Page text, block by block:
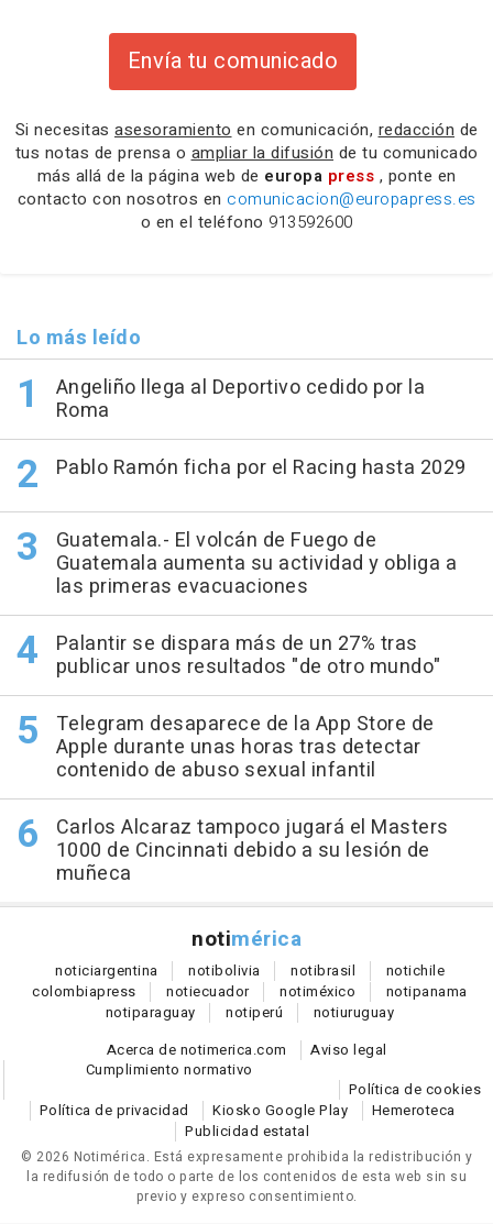
Envía tu comunicado
Si necesitas asesoramiento en comunicación, redacción de
tus notas de prensa o ampliar la difusión de tu comunicado
más allá de la página web de europa press , ponte en
contacto con nosotros en comunicacion@europapress.es
o en el teléfono 913592600
Lo más leído
Angeliño llega al Deportivo cedido por la
Roma
Pablo Ramón ficha por el Racing hasta 2029
Guatemala.- El volcán de Fuego de
Guatemala aumenta su actividad y obliga a
las primeras evacuaciones
Palantir se dispara más de un 27% tras
publicar unos resultados "de otro mundo"
Telegram desaparece de la App Store de
Apple durante unas horas tras detectar
contenido de abuso sexual infantil
Carlos Alcaraz tampoco jugará el Masters
1000 de Cincinnati debido a su lesión de
muñeca
notimérica
noticiargentina notibolivia notibrasil notichile
colombiapress notiecuador notiméxico notipanama
notiparaguay notiperú notiuruguay
Acerca de notimerica.com
Aviso legal
Cumplimiento normativo
Política de cookies
Política de privacidad
Kiosko Google Play
Hemeroteca
Publicidad estatal
© 2026 Notimérica. Está expresamente prohibida la redistribución y
la redifusión de todo o parte de los contenidos de esta web sin su
previo y expreso consentimiento.